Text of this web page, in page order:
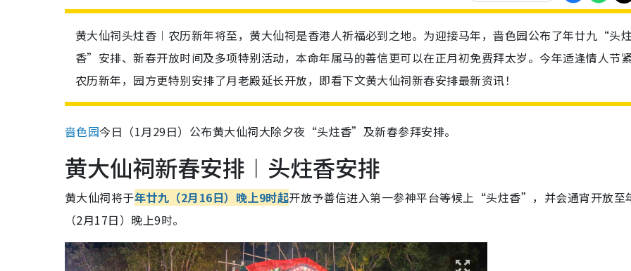
黄大仙祠头炷香︱农历新年将至，黄大仙祠是香港人祈福必到之地。为迎接马年，啬色园公布了年廿九“头
香”安排、新春开放时间及多项特别活动，本命年属马的善信更可以在正月初免费拜太岁。今年适逢情人节
农历新年，园方更特别安排了月老殿延长开放，即看下文黄大仙祠新春安排最新资讯！
啬色园今日（1月29日）公布黄大仙祠大除夕夜“头炷香”及新春参拜安排。
黄大仙祠新春安排︱头炷香安排
黄大仙祠将于年廿九（2月16日）晚上9时起开放予善信进入第一参神平台等候上“头炷香”，并会通宵开放至
（2月17日）晚上9时。